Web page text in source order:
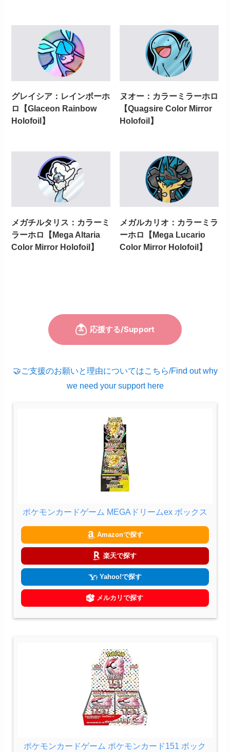
グレイシア：レインボーホ
ロ【Glaceon Rainbow
Holofoil】
ヌオー：カラーミラーホロ
【Quagsire Color Mirror
Holofoil】
メガチルタリス：カラーミ
ラーホロ【Mega Altaria
Color Mirror Holofoil】
メガルカリオ：カラーミラ
ーホロ【Mega Lucario
Color Mirror Holofoil】
🤝ご支援のお願いと理由についてはこちら/Find out why
we need your support here
ポケモンカードゲーム MEGAドリームex ボックス
Amazonで探す
楽天で探す
Yahoo!で探す
メルカリで探す
ポケモンカードゲーム ポケモンカード151 ボック